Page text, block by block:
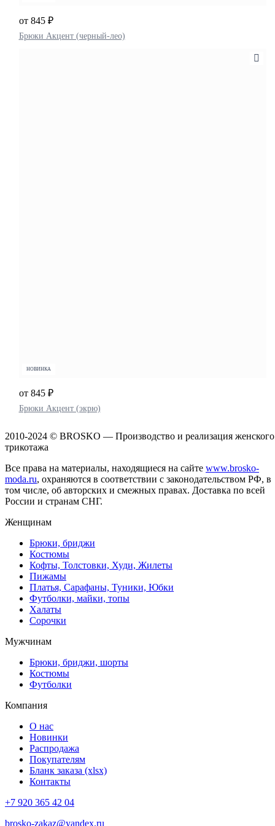
Брюки Акцент (черный-лео)
от 845 ₽
НОВИНКА
Брюки Акцент (экрю)
от 845 ₽
2010-2024 © BROSKO — Производство и реализация женского
трикотажа
Все права на материалы, находящиеся на сайте www.brosko-
moda.ru, охраняются в соответствии с законодательством РФ, в
том числе, об авторских и смежных правах. Доставка по всей
России и странам СНГ.
Женщинам
Брюки, бриджи
Костюмы
Кофты, Толстовки, Худи, Жилеты
Пижамы
Платья, Сарафаны, Туники, Юбки
Футболки, майки, топы
Халаты
Сорочки
Мужчинам
Брюки, бриджи, шорты
Костюмы
Футболки
Компания
О нас
Новинки
Распродажа
Покупателям
Бланк заказа (xlsx)
Контакты
+7 920 365 42 04
brosko-zakaz@yandex.ru